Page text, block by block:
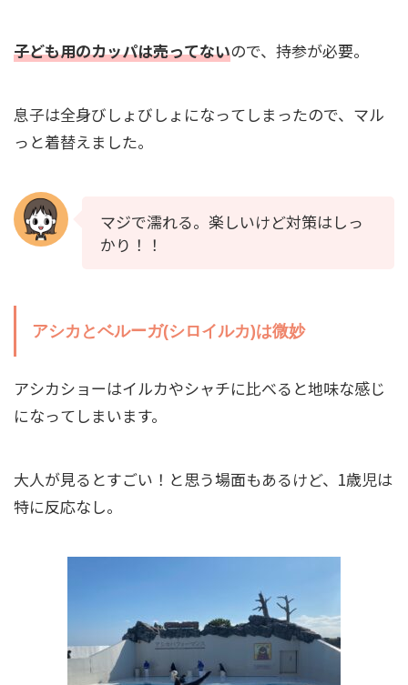
子ども用のカッパは売ってないので、持参が必要。
息子は全身びしょびしょになってしまったので、マル
っと着替えました。
マジで濡れる。楽しいけど対策はしっ
かり！！
アシカとベルーガ(シロイルカ)は微妙
アシカショーはイルカやシャチに比べると地味な感じ
になってしまいます。
大人が見るとすごい！と思う場面もあるけど、1歳児は
特に反応なし。